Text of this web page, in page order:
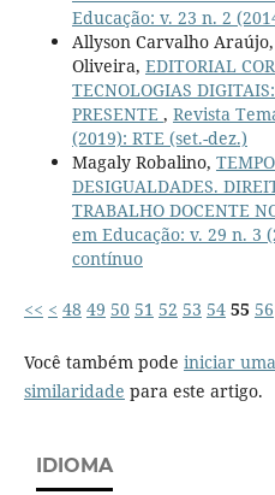
Educação: v. 23 n. 2
Allyson Carvalho
Oliveira, EDITORIAL
TECNOLOGIAS
PRESENTE , Revista
(2019): RTE (set.-dez.)
Magaly Robalino,
DESIGUALDADES.
TRABALHO DOCENTE
em Educação: v. 29 n. 3
contínuo
<< < 48 49 50 51 52 53 54 55 56
Você também pode iniciar
similaridade para este artigo.
IDIOMA